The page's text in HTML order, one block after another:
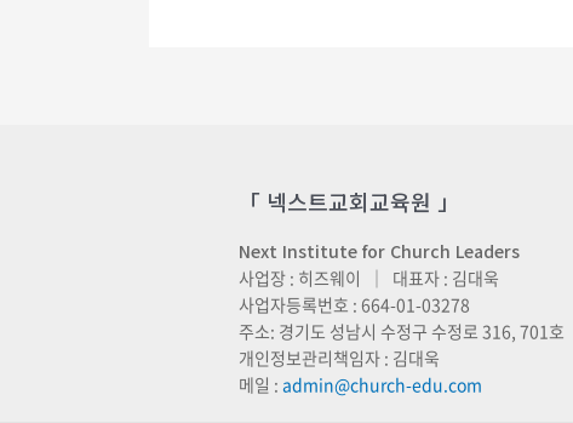
「 넥스트교회교육원 」
Next Institute for Church Leaders
사업장 : 히즈웨이 ｜ 대표자 : 김대욱
사업자등록번호 : 664-01-03278
주소: 경기도 성남시 수정구 수정로 316, 701호
개인정보관리책임자 : 김대욱
메일 : admin@church-edu.com